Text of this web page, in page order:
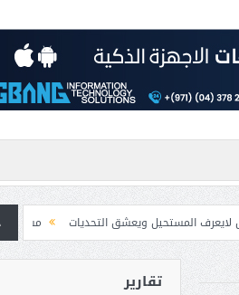
التحديات مسابقة المشيقح تعلن
تقارير